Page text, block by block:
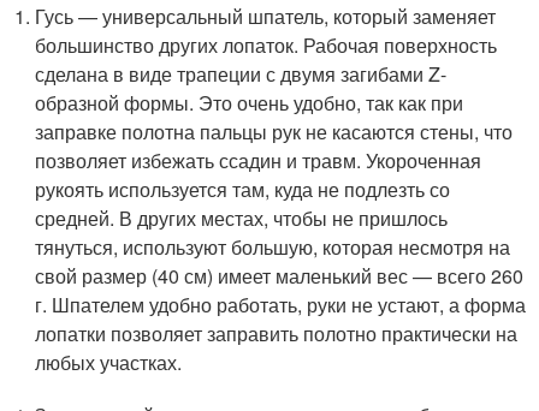
Гусь — универсальный шпатель, который заменяет
большинство других лопаток. Рабочая поверхность
сделана в виде трапеции с двумя загибами Z-
образной формы. Это очень удобно, так как при
заправке полотна пальцы рук не касаются стены, что
позволяет избежать ссадин и травм. Укороченная
рукоять используется там, куда не подлезть со
средней. В других местах, чтобы не пришлось
тянуться, используют большую, которая несмотря на
свой размер (40 см) имеет маленький вес — всего 260
г. Шпателем удобно работать, руки не устают, а форма
лопатки позволяет заправить полотно практически на
любых участках.